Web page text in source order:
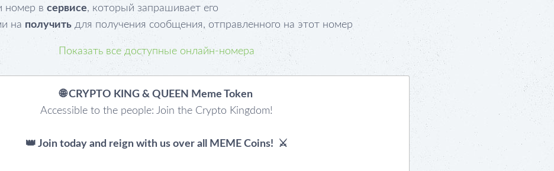
номер всервисе, который запрашивает его
на получить для получения сообщения, отправленного на этот номер
Показать все доступные онлайн-номера
🌐 CRYPTO KING & QUEEN Meme Token
Accessible to the people: Join the Crypto Kingdom!
👑 Join today and reign with us over all MEME Coins! ️️ ⚔️